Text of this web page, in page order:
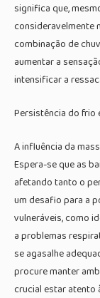
significa que,
consideravelmente
combinação de
aumentar a
intensificar a
Persistência do frio
A influência da
Espera-se que as
afetando tanto o
um desafio para a
vulneráveis, como
a problemas
se agasalhe
procure manter
crucial estar atento